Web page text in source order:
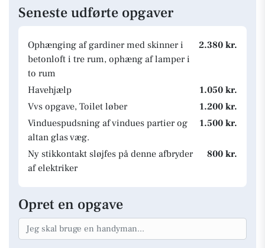
Seneste udførte opgaver
Ophænging af gardiner med skinner i
betonloft i tre rum, ophæng af lamper i
to rum
2.380 kr.
Havehjælp
1.050 kr.
Vvs opgave, Toilet løber
1.200 kr.
Vinduespudsning af vindues partier og
altan glas væg.
1.500 kr.
Ny stikkontakt sløjfes på denne afbryder
af elektriker
800 kr.
Opret en opgave